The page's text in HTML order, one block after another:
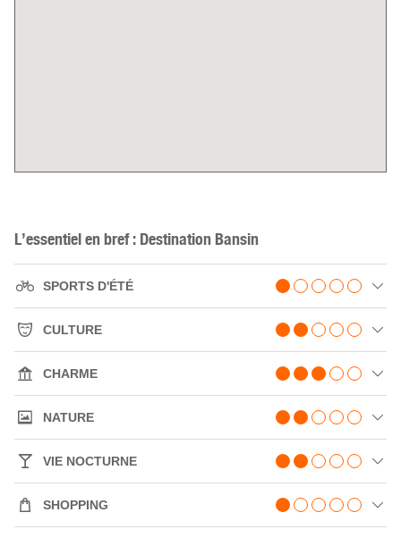
L’essentiel en bref : Destination Bansin
SPORTS D'ÉTÉ
CULTURE
CHARME
NATURE
VIE NOCTURNE
SHOPPING